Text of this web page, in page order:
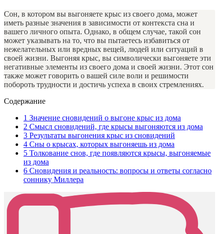
Сон, в котором вы выгоняете крыс из своего дома, может
иметь разные значения в зависимости от контекста сна и
вашего личного опыта. Однако, в общем случае, такой сон
может указывать на то, что вы пытаетесь избавиться от
нежелательных или вредных вещей, людей или ситуаций в
своей жизни. Выгоняя крыс, вы символически выгоняете эти
негативные элементы из своего дома и своей жизни. Этот сон
также может говорить о вашей силе воли и решимости
побороть трудности и достичь успеха в своих стремлениях.
Содержание
1 Значение сновидений о выгоне крыс из дома
2 Смысл сновидений, где крысы выгоняются из дома
3 Результаты выгонения крыс из сновидений
4 Сны о крысах, которых выгоняешь из дома
5 Толкование снов, где появляются крысы, выгоняемые
из дома
6 Сновидения и реальность: вопросы и ответы согласно
соннику Миллера